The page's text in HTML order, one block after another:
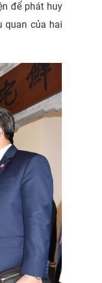
để phát huy
quan của hai